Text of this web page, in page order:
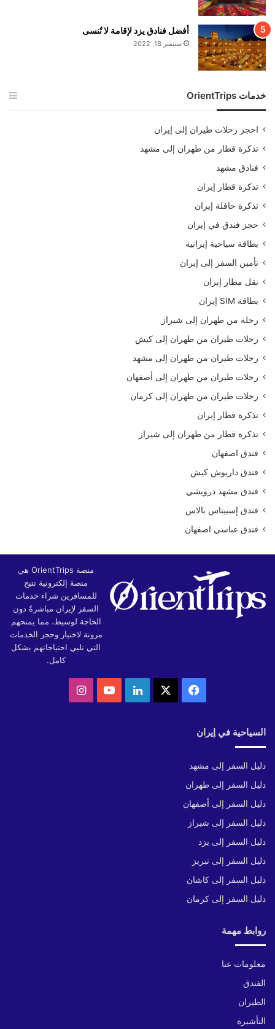
أفضل فنادق يزد لإقامة لا تُنسى
سبتمبر 18, 2022
خدمات OrientTrips
احجز رحلات طيران إلى إيران
تذكرة قطار من طهران إلى مشهد
فنادق مشهد
تذكرة قطار إيران
تذكرة حافلة إيران
حجز فندق في إيران
بطاقة سياحية إيرانية
تأمين السفر إلى إيران
نقل مطار إيران
بطاقة SIM إيران
رحلة من طهران إلى شيراز
رحلات طيران من طهران إلى كيش
رحلات طيران من طهران إلى مشهد
رحلات طيران من طهران إلى أصفهان
رحلات طيران من طهران إلى كرمان
تذكرة قطار إيران
تذكرة قطار من طهران إلى شيراز
فندق اصفهان
فندق داريوش كيش
فندق مشهد درويشي
فندق إسبيناس بالاس
فندق عباسي اصفهان
منصة OrientTrips هي
منصة إلكترونية تتيح
للمسافرين شراء خدمات
السفر لإيران مباشرةً دون
الحاجة لوسيط، مما يمنحهم
مرونة لاختيار وحجز الخدمات
التي تلبي احتياجاتهم بشكل
كامل.
فيسبوك لينكدإن‫YouTubeانستقرام
السياحية في إيران
دليل السفر إلى مشهد
دليل السفر إلى طهران
دليل السفر إلى أصفهان
دليل السفر إلى شيراز
دليل السفر إلى يزد
دليل السفر إلى تبريز
دليل السفر إلى كاشان
دليل السفر إلى كرمان
روابط مهمة
معلومات عنا
الفندق
الطيران
التأشيرة